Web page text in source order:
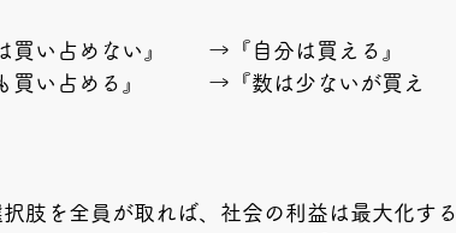
買い占めない』　　→『自分は買える』
買い占める』　　　→『数は少ないが買え
肢を全員が取れば、社会の利益は最大化する